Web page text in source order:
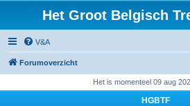
Het Groot Belgisch
V&A
Forumoverzicht
Het is momenteel 09 aug
HGBTF